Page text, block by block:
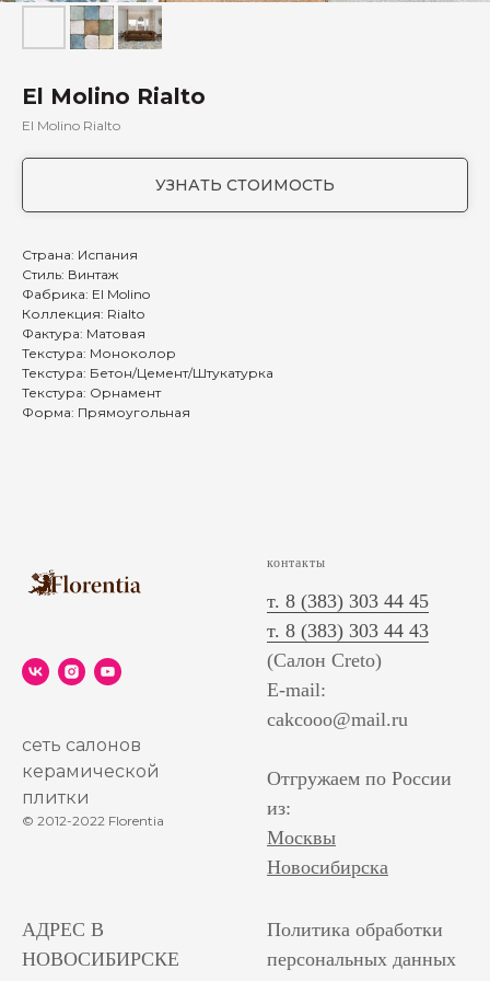
El Molino Rialto
El Molino Rialto
УЗНАТЬ СТОИМОСТЬ
Страна: Испания
Стиль: Винтаж
Фабрика: El Molino
Коллекция: Rialto
Фактура: Матовая
Текстура: Моноколор
Текстура: Бетон/Цемент/Штукатурка
Текстура: Орнамент
Форма: Прямоугольная
сеть салонов
керамической
плитки
© 2012-2022 Florentia
контакты
т. 8 (383) 303 44 45
т. 8 (383) 303 44 43
(Салон Creto)
E-mail:
cakcooo@mail.ru
Отгружаем по России
из:
Москвы
Новосибирска
АДРЕС В
НОВОСИБИРСКЕ
Политика обработки
персональных данных